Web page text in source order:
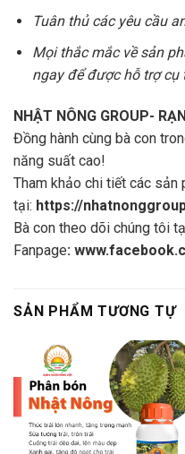
Tuân thủ các yêu cầu
Mọi thắc mắc về sản
ngay để được hỗ trợ cụ
NHẬT NÔNG GROUP-
Đồng hành cùng bà con
năng suất cao!
Tham khảo chi tiết các sản
tại: https://
Bà con theo dõi chúng tôi
Fanpage:
SẢN PHẨM TƯƠNG TỰ